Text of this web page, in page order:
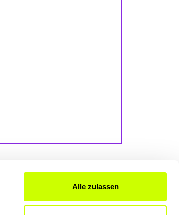
Alle zulassen
FÜR UNTERNEHMER